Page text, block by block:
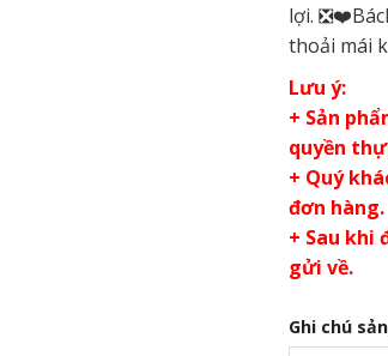
lợi.
thoải mái
Lưu ý:
+ Sản
quyền
+ Quý
đơn hàng.
+ Sau khi
gửi về.
Ghi chú